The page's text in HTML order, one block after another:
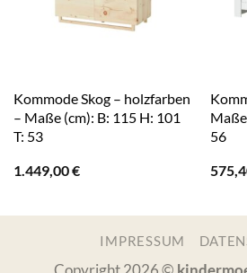
Kommode Skog – holzfarben
– Maße (cm): B: 115 H: 101
T: 53
1.449,00€
56
IMPRESSUM